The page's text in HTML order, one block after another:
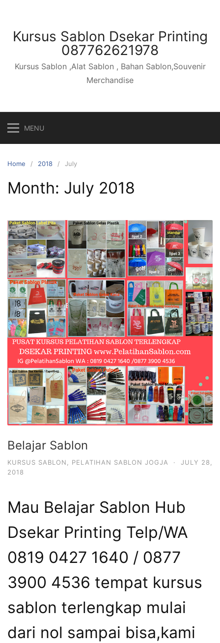
contentKursus Sablon Dsekar Printing
087762621978
Kursus Sablon ,Alat Sablon , Bahan Sablon,Souvenir
Merchandise
MENU
Home 2018 July
Month: July 2018
Belajar Sablon
KURSUS SABLON PELATIHAN SABLON JOGJA ·
JULY 28,
2018
Mau Belajar Sablon Hub
Dsekar Printing Telp/WA
0819 0427 1640 / 0877
3900 4536 tempat kursus
sablon terlengkap mulai
dari nol sampai bisa,kami